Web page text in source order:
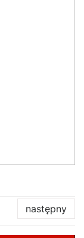
następny